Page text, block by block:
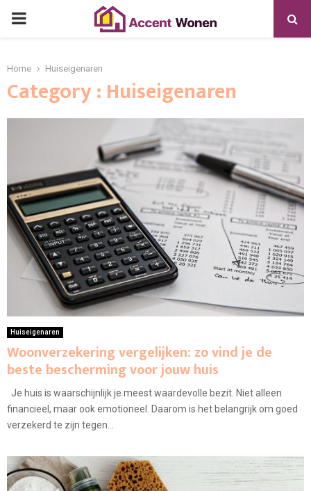
PRIMARY
Home Huiseigenaren
Category : Huiseigenaren
Huiseigenaren
Woonverzekering vergelijken: zo vind je de
beste bescherming voor jouw huis
Je huis is waarschijnlijk je meest waardevolle bezit. Niet alleen
financieel, maar ook emotioneel. Daarom is het belangrijk om goed
verzekerd te zijn tegen...